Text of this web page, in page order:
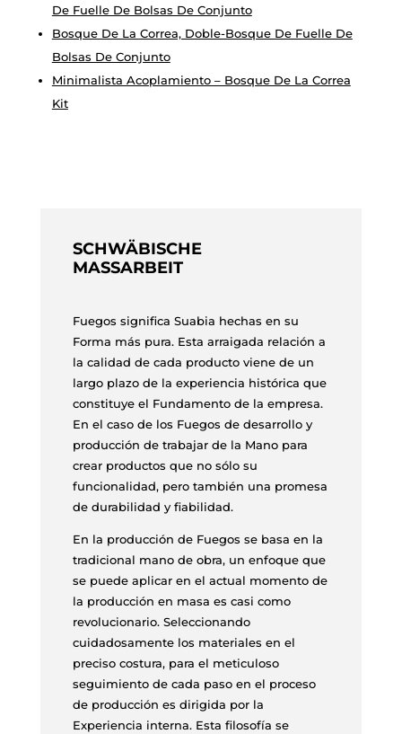
De Fuelle De Bolsas De Conjunto
Bosque De La Correa, Doble-Bosque De Fuelle De
Bolsas De Conjunto
Minimalista Acoplamiento – Bosque De La Correa
Kit
SCHWÄBISCHE
MASSARBEIT
Fuegos significa Suabia hechas en su
Forma más pura. Esta arraigada relación a
la calidad de cada producto viene de un
largo plazo de la experiencia histórica que
constituye el Fundamento de la empresa.
En el caso de los Fuegos de desarrollo y
producción de trabajar de la Mano para
crear productos que no sólo su
funcionalidad, pero también una promesa
de durabilidad y fiabilidad.
En la producción de Fuegos se basa en la
tradicional mano de obra, un enfoque que
se puede aplicar en el actual momento de
la producción en masa es casi como
revolucionario. Seleccionando
cuidadosamente los materiales en el
preciso costura, para el meticuloso
seguimiento de cada paso en el proceso
de producción es dirigida por la
Experiencia interna. Esta filosofía se